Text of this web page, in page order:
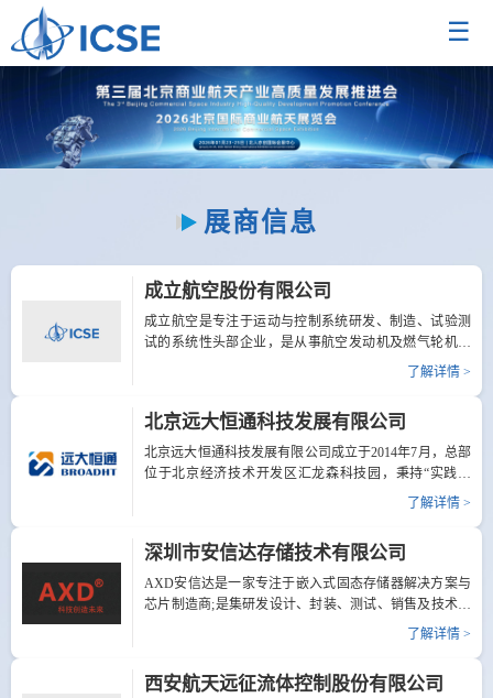
☰
展商信息
成立航空股份有限公司
成立航空是专注于运动与控制系统研发、制造、试验测
试的系统性头部企业，是从事航空发动机及燃气轮机燃
油喷射系统、燃烧室、动力涡轮、机匣产品以及航天发
国家技术封锁，实现我国航空发动机与燃气轮机领域的
自主可控与进口产品的国产化替代，为国家能源安全、
交通安全保驾护航，为航天强国建设提供保障，成就助
位号: B033电 话: 022-84398522网 址: 无地 址: 天津市东丽
了解详情 >
北京远大恒通科技发展有限公司
北京远大恒通科技发展有限公司成立于2014年7月，总部
位于北京经济技术开发区汇龙森科技园，秉持“实践创
新、追求卓越”的宗旨，坚持“观念创新、管理创新、产
公司已获得国家高新技术企业、北京市“专精特新”中小
企业、北京创新型中小企业、北京科技型中小企业等资
质认证，累计申请知识产权100余项。公司核心产品围绕
谱分析算法与AI缺陷识别模型，提供智能光电检测系统
了解详情 >
深圳市安信达存储技术有限公司
AXD安信达是一家专注于嵌入式固态存储器解决方案与
芯片制造商;是集研发设计、封装、测试、销售及技术服
务为一体嵌入式存储芯片领先企业，拥有自主品牌和自
业，拥有国家级CNAS认定实验室，被评为广东知名品牌
了解详情 >
西安航天远征流体控制股份有限公司